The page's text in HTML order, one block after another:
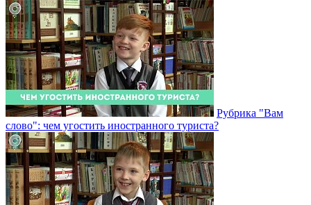
Рубрика "Вам
слово": чем угостить иностранного туриста?